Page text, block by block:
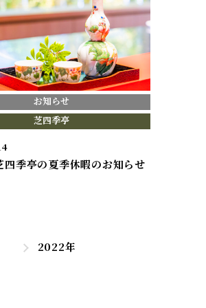
お知らせ
芝四季亭
季亭の夏季休暇のお知らせ
2022年